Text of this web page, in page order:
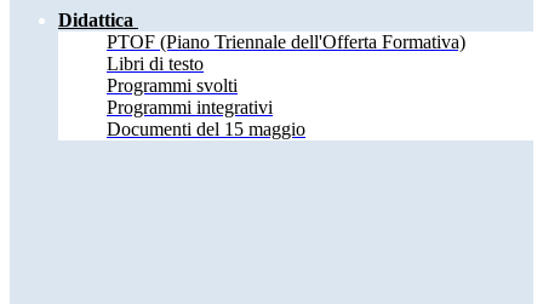
Didattica
PTOF (Piano Triennale dell'Offerta Formativa)
Libri di testo
Programmi svolti
Programmi integrativi
Documenti del 15 maggio